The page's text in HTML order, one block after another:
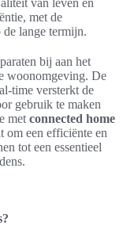
met de
lange termijn.
bij aan het
woonomgeving. De
time versterkt de
gebruik te maken
met connected home
om een efficiënte en
tot een essentieel